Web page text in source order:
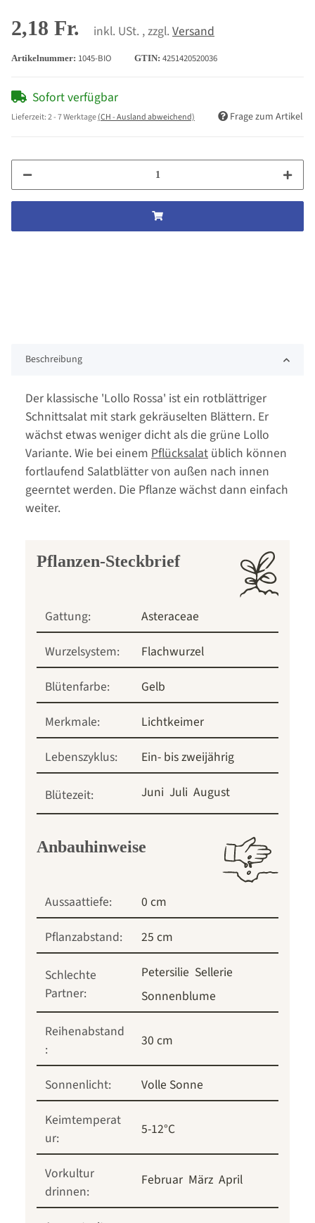
2,18 Fr. inkl. USt. , zzgl. Versand
Artikelnummer: 1045-BIO GTIN: 4251420520036
Sofort verfügbar
Lieferzeit:2 - 7 Werktage(CH - Ausland abweichend) Frage zum Artikel
Beschreibung
Der klassische 'Lollo Rossa' ist ein rotblättriger
Schnittsalat mit stark gekräuselten Blättern. Er
wächst etwas weniger dicht als die grüne Lollo
Variante. Wie bei einem Pflücksalat üblich können
fortlaufend Salatblätter von außen nach innen
geerntet werden. Die Pflanze wächst dann einfach
weiter.
Pflanzen-Steckbrief
Gattung:
Asteraceae
Wurzelsystem:
Flachwurzel
Blütenfarbe:
Gelb
Merkmale:
Lichtkeimer
Lebenszyklus:
Ein- bis zweijährig
Blütezeit: Juni Juli August
Anbauhinweise
Aussaattiefe:
0 cm
Pflanzabstand:
25 cm
Schlechte
Partner:
Petersilie Sellerie
Sonnenblume
Reihenabstand
:
30 cm
Sonnenlicht:
Volle Sonne
Keimtemperat
ur:
5-12°C
Vorkultur
drinnen:
Februar März April